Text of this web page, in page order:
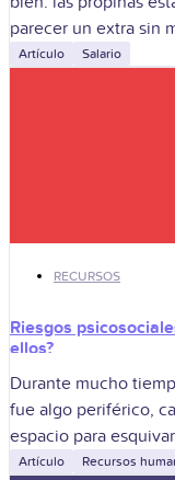
parecer un extra sin
Artículo Salario
RECURSOS
Riesgos
ellos?
Durante mucho
fue algo periférico,
espacio para
Artículo Recursos